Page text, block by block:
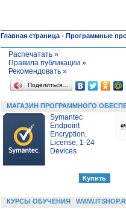
Главная страница - Программные
Распечатать »
Правила публикации »
Рекомендовать »
Поделиться…
МАГАЗИН ПРОГРАММНОГО
Symantec
Endpoint
Encryption,
License, 1-24
Devices
КУРСЫ ОБУЧЕНИЯ